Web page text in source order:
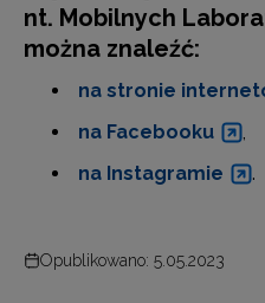
nt. Mobilnych
można znaleźć:
na stronie
na Facebooku
,
na Instagramie
.
Opublikowano: 5.05.2023